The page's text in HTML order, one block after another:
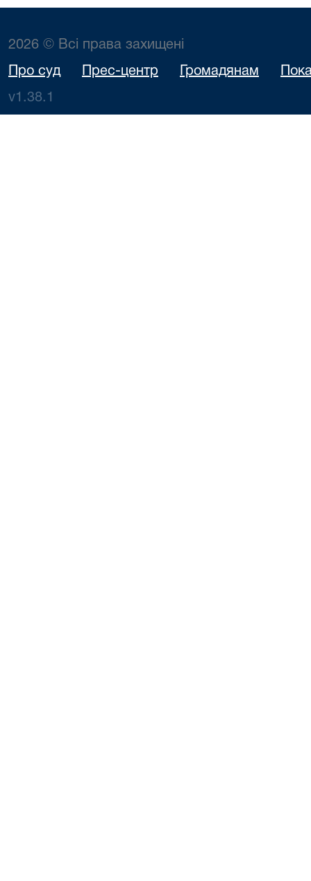
2026 © Всі права захищені
Про суд Прес-центр Громадянам
v1.38.1